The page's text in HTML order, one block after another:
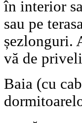
în interior
sau pe
șezlonguri.
vă de
Baia (cu